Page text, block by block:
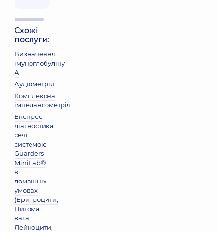
Схожі
послуги:
Визначення
імуноглобуліну
А
Аудіометрія
Комплексна
імпедансометрія
Експрес
діагностика
сечі
системою
Guarders
MiniLab®
в
домашніх
умовах
(Еритроцити,
Питома
вага,
Лейкоцити,